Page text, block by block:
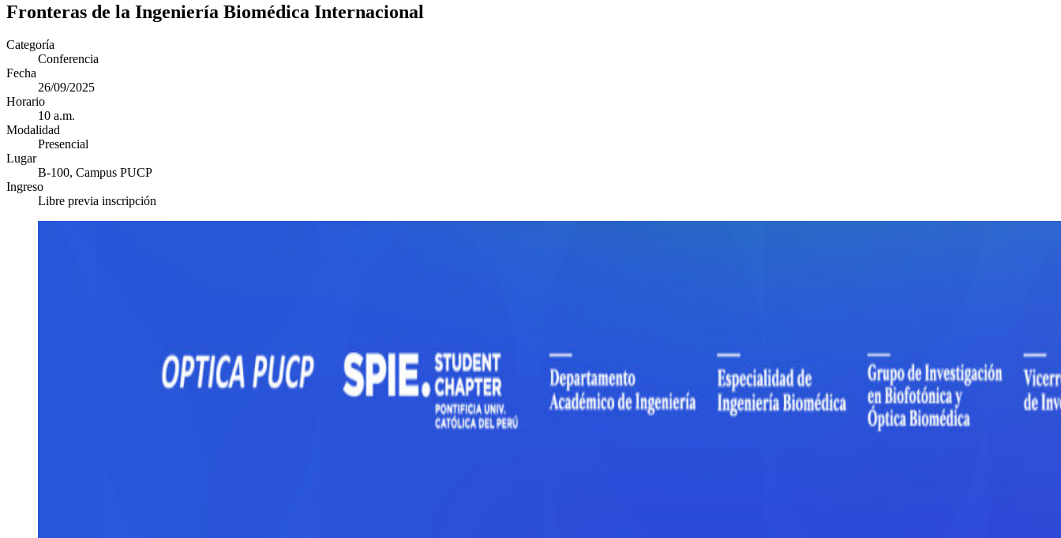
Fronteras de la Ingeniería Biomédica Internacional
Categoría
Conferencia
Fecha
26/09/2025
Horario
10 a.m.
Modalidad
Presencial
Lugar
B-100, Campus PUCP
Ingreso
Libre previa inscripción